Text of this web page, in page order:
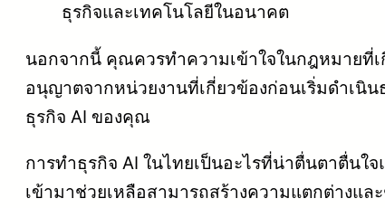
ธุรกิจและเทคโนโลยีในอนาคต
นอกจากนี้ คุณควรทำความเข้าใจในกฎหมายที่
อนุญาตจากหน่วยงานที่เกี่ยวข้องก่อนเริ่มดำเนิ
ธุรกิจ AI ของคุณ
การทำธุรกิจ AI ในไทยเป็นอะไรที่น่าตื่นตาตื่นใ
เข้ามาช่วยเหลือสามารถสร้างความแตกต่างแ